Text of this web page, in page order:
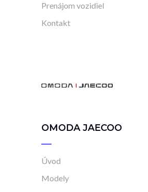
Prenájom vozidiel
Kontakt
OMODA JAECOO
Úvod
Modely